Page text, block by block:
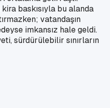
baskısıyla bu alanda
vatandaşın
imkansız hale geldi.
sürdürülebilir sınırların